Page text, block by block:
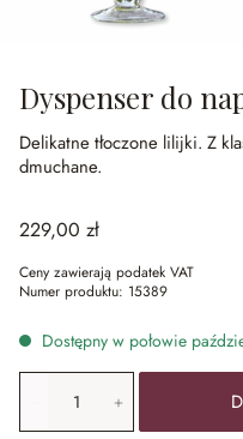
Dyspenser do
Delikatne tłoczone lilijki. Z
dmuchane.
229,00 zł
Ceny zawierają podatek VAT
Numer produktu: 15389
Dostępny w połowie
Ilość produktu: